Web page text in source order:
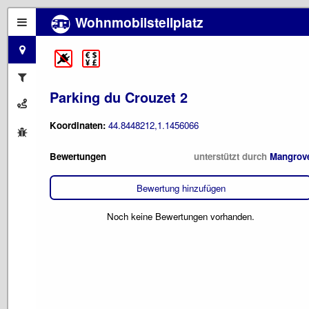
Wohnmobilstellplatz
Parking du Crouzet 2
Koordinaten: 44.8448212,1.1456066
Bewertungen unterstützt durch
Bewertung hinzufügen
Noch keine Bewertungen vorhanden.